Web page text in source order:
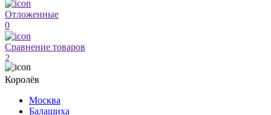
Отложенные
0
Сравнение товаров
2
Королёв
Москва
Балашиха